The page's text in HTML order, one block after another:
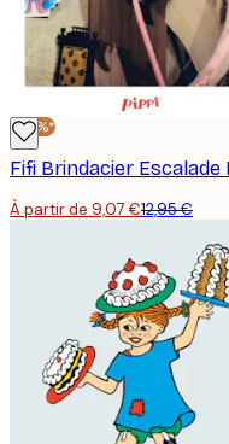
-30%*
À partir de 9,07 €12,95 €